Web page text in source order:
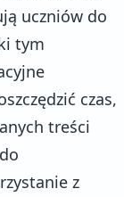
uczniów do
tym
czas,
treści
z